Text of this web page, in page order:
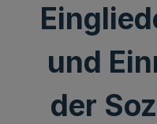
und
der